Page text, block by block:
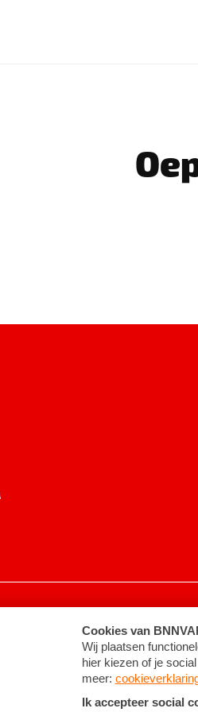
instellingen Algemene